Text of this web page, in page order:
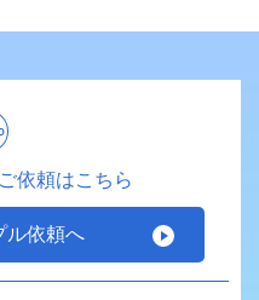
依頼はこちら
ル依頼へ